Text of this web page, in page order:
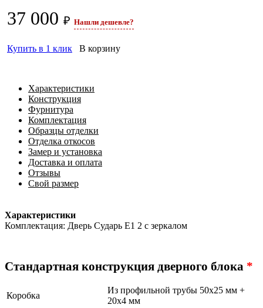
37 000 ₽ Нашли дешевле?
Купить в 1 клик В корзину
Характеристики
Конструкция
Фурнитура
Комплектация
Образцы отделки
Отделка откосов
Замер и установка
Доставка и оплата
Отзывы
Свой размер
Характеристики
Комплектация: Дверь Сударь E1 2 с зеркалом
Стандартная конструкция дверного блока *
Коробка
Из профильной трубы 50х25 мм +
20х4 мм